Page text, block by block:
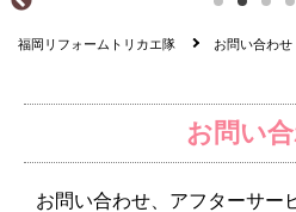
福岡リフォームトリカエ隊 お問い合わせ
お問い
お問い合わせ、アフターサー